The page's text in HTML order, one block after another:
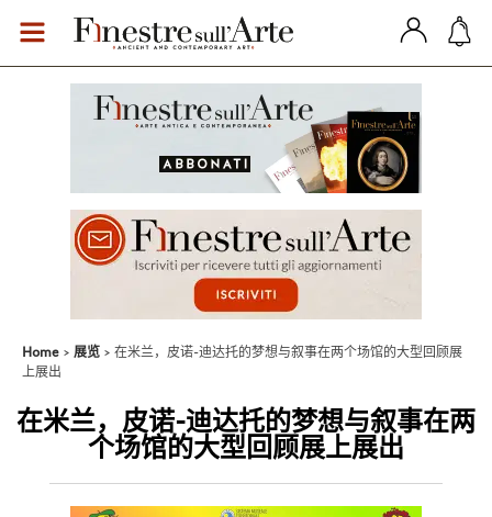
Home 展览
在米兰，皮诺-迪达托的梦想与叙事在两个场馆的大型回顾展
上展出
在米兰，皮诺-迪达托的梦想与叙事在两
个场馆的大型回顾展上展出